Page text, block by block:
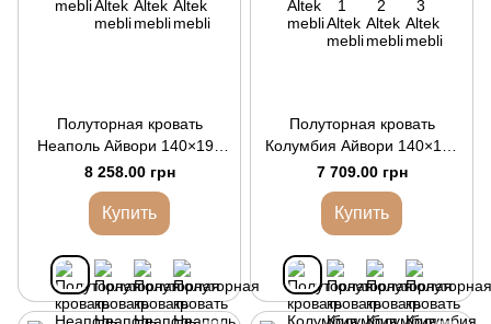
Полуторная кровать
Неаполь Айвори 140×190
см
8 258.00 грн
Купить
Полуторная кровать
Колумбия Айвори 140×190
см
7 709.00 грн
Купить